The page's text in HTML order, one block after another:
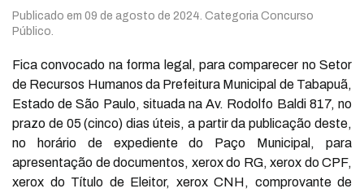
Publicado em 09 de agosto de 2024 . Categoria Concurso
Público.
Fica convocado na forma legal, para comparecer no Setor
de Recursos Humanos da Prefeitura Municipal de Tabapuã,
Estado de São Paulo, situada na Av. Rodolfo Baldi 817, no
prazo de 05 (cinco) dias úteis, a partir da publicação deste,
no horário de expediente do Paço Municipal, para
apresentação de documentos, xerox do RG, xerox do CPF,
xerox do Título de Eleitor, xerox CNH, comprovante de